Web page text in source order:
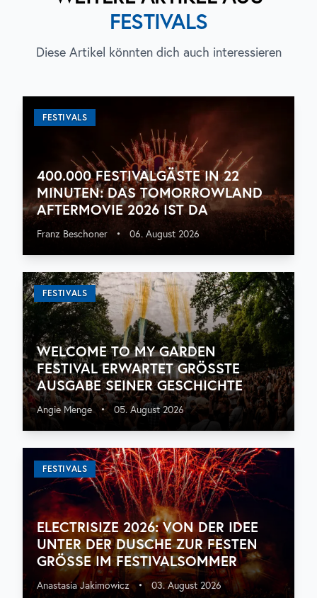
FESTIVALS
Diese Artikel könnten dich auch interessieren
FESTIVALS
400.000 FESTIVALGÄSTE IN 22
MINUTEN: DAS TOMORROWLAND
AFTERMOVIE 2026 IST DA
Franz Beschoner • 06. August 2026
FESTIVALS
WELCOME TO MY GARDEN
FESTIVAL ERWARTET GRÖSSTE A
USGABE SEINER GESCHICHTE
Angie Menge • 05. August 2026
FESTIVALS
ELECTRISIZE 2026: VON DER IDEE
UNTER DER DUSCHE ZUR FESTEN
GRÖSSE IM FESTIVALSOMMER
Anastasia Jakimowicz • 03. August 2026